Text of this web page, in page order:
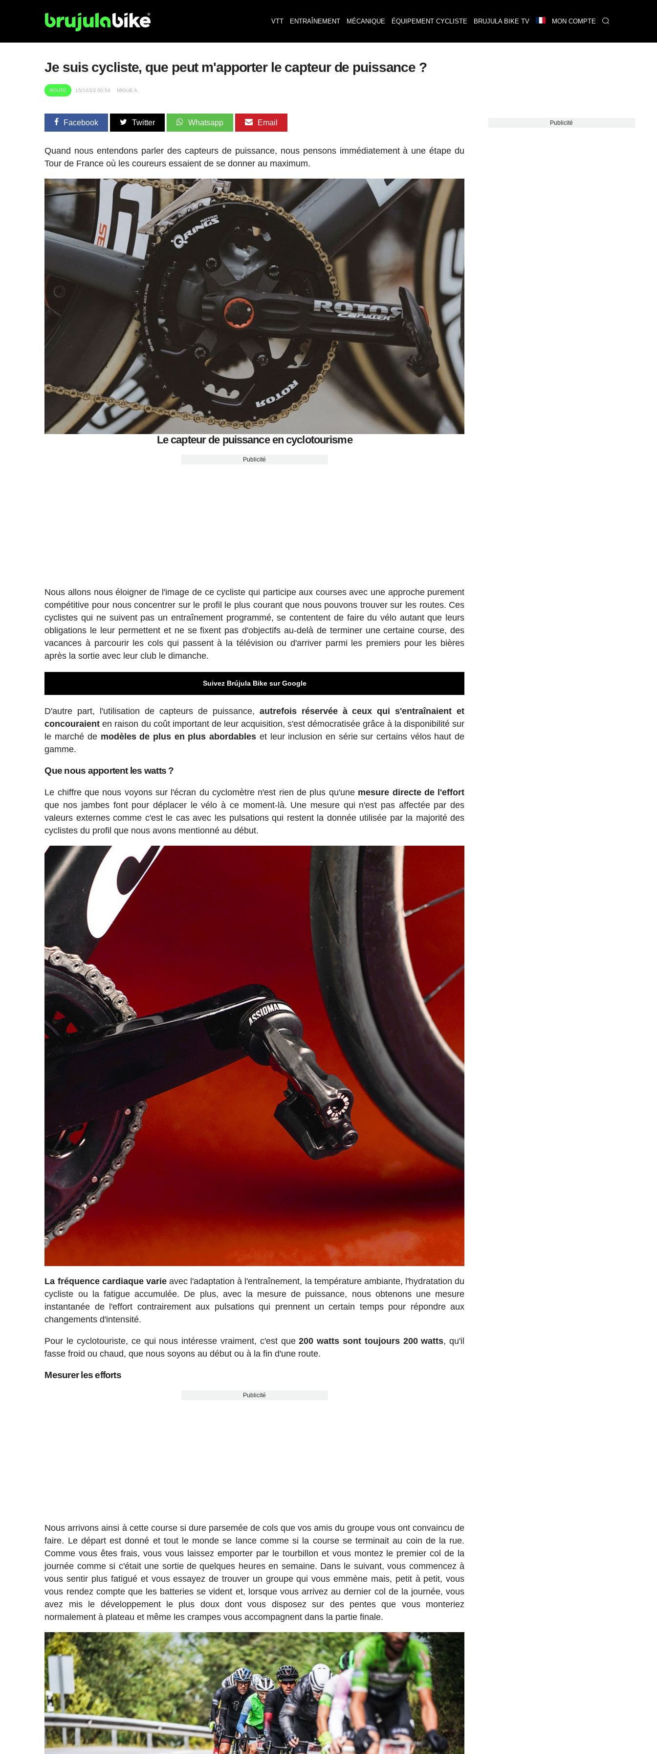
VTT ENTRAÎNEMENT MÉCANIQUE ÉQUIPEMENT CYCLISTE BRUJULA BIKE TV MON COMPTE
Je suis cycliste, que peut m'apporter le capteur de puissance ?
ROUTE 15/10/23 00:54 MIGUE A.
Facebook Twitter Whatsapp Email
Quand nous entendons parler des capteurs de puissance, nous pensons immédiatement à une étape du
Tour de France où les coureurs essaient de se donner au maximum.
Le capteur de puissance en cyclotourisme
Publicité
Nous allons nous éloigner de l'image de ce cycliste qui participe aux courses avec une approche purement
compétitive pour nous concentrer sur le profil le plus courant que nous pouvons trouver sur les routes. Ces
cyclistes qui ne suivent pas un entraînement programmé, se contentent de faire du vélo autant que leurs
obligations le leur permettent et ne se fixent pas d'objectifs au-delà de terminer une certaine course, des
vacances à parcourir les cols qui passent à la télévision ou d'arriver parmi les premiers pour les bières
après la sortie avec leur club le dimanche.
Suivez Brújula Bike sur Google
D'autre part, l'utilisation de capteurs de puissance, autrefois réservée à ceux qui s'entraînaient et
concouraient en raison du coût important de leur acquisition, s'est démocratisée grâce à la disponibilité sur
le marché de modèles de plus en plus abordables et leur inclusion en série sur certains vélos haut de
gamme.
Que nous apportent les watts ?
Le chiffre que nous voyons sur l'écran du cyclomètre n'est rien de plus qu'une mesure directe de l'effort
que nos jambes font pour déplacer le vélo à ce moment-là. Une mesure qui n'est pas affectée par des
valeurs externes comme c'est le cas avec les pulsations qui restent la donnée utilisée par la majorité des
cyclistes du profil que nous avons mentionné au début.
La fréquence cardiaque varieavec l'adaptation à l'entraînement, la température ambiante, l'hydratation du
cycliste ou la fatigue accumulée. De plus, avec la mesure de puissance, nous obtenons une mesure
instantanée de l'effort contrairement aux pulsations qui prennent un certain temps pour répondre aux
changements d'intensité.
Pour le cyclotouriste, ce qui nous intéresse vraiment, c'est que200 watts sont toujours 200 watts, qu'il
fasse froid ou chaud, que nous soyons au début ou à la fin d'une route.
Mesurer les efforts
Publicité
Nous arrivons ainsi à cette course si dure parsemée de cols que vos amis du groupe vous ont convaincu de
faire. Le départ est donné et tout le monde se lance comme si la course se terminait au coin de la rue.
Comme vous êtes frais, vous vous laissez emporter par le tourbillon et vous montez le premier col de la
journée comme si c'était une sortie de quelques heures en semaine. Dans le suivant, vous commencez à
vous sentir plus fatigué et vous essayez de trouver un groupe qui vous emmène mais, petit à petit, vous
vous rendez compte que les batteries se vident et, lorsque vous arrivez au dernier col de la journée, vous
avez mis le développement le plus doux dont vous disposez sur des pentes que vous monteriez
normalement à plateau et même les crampes vous accompagnent dans la partie finale.
Publicité